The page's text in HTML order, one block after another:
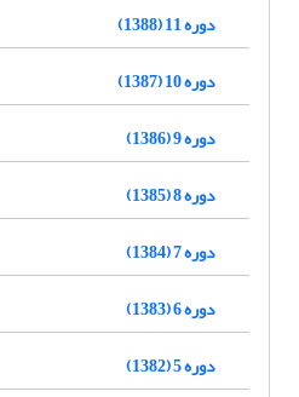
دوره 11 (1388)
دوره 10 (1387)
دوره 9 (1386)
دوره 8 (1385)
دوره 7 (1384)
دوره 6 (1383)
دوره 5 (1382)